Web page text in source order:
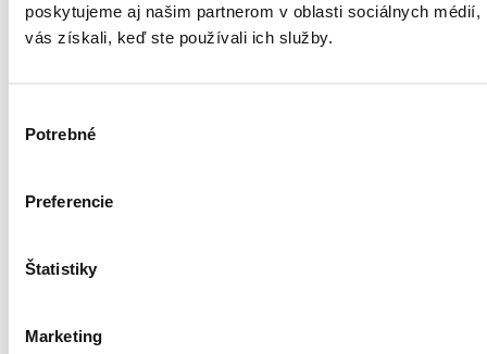
poskytujeme aj našim partnerom v oblasti sociálnych
vás získali, keď ste používali ich služby.
súhlasu
Potrebné
Preferencie
Štatistiky
Marketing